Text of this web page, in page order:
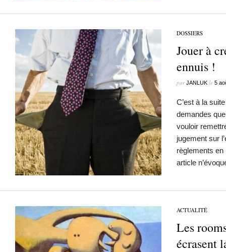
DOSSIERS
Jouer à
ennuis !
parJANLUK le 5
C’est à la
demandes
vouloir
jugement sur
règlements
article
ACTUALITÉ
Les
écrasent